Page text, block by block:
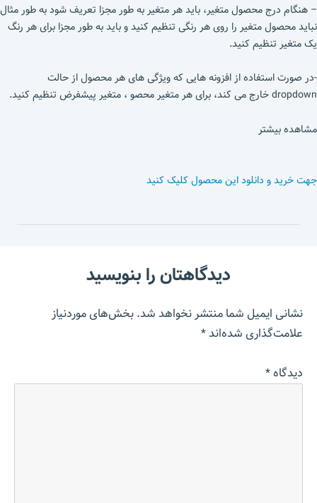
– هنگام درج محصول متغیر، باید هر متغیر به طور مجزا تعریف شود به طور مثال
نباید محصول متغیر را روی هر رنگی تنظیم کنید و باید به طور مجزا برای هر رنگ
یک متغیر تنظیم کنید.
-در صورت استفاده از افزونه هایی که ویژگی های هر محصول از حالت
dropdown خارج می کند، برای هر متغیر محصو ، متغیر پیشفرض تنظیم کنید.
مشاهده بیشتر
جهت خرید و دانلود این محصول کلیک کنید
دیدگاهتان را بنویسید
نشانی ایمیل شما منتشر نخواهد شد.بخش‌های موردنیاز
علامت‌گذاری شده‌اند*
دیدگاه*